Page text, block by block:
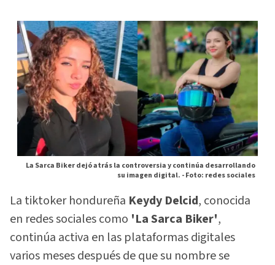
La Sarca Biker dejó atrás la controversia y continúa desarrollando
su imagen digital. -Foto: redes sociales
La tiktoker hondureña Keydy Delcid, conocida
en redes sociales como 'La Sarca Biker',
continúa activa en las plataformas digitales
varios meses después de que su nombre se